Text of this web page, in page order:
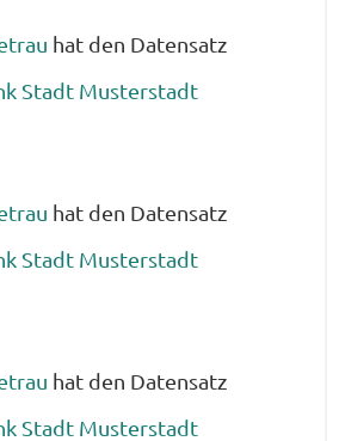
hat den Datensatz
Stadt Musterstadt
hat den Datensatz
Stadt Musterstadt
hat den Datensatz
Stadt Musterstadt